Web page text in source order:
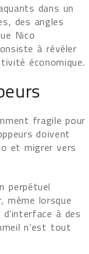
dans un
des angles
Nico
à révéler
économique.
fragile pour
doivent
et migrer vers
perpétuel
même lorsque
à des
n’est tout